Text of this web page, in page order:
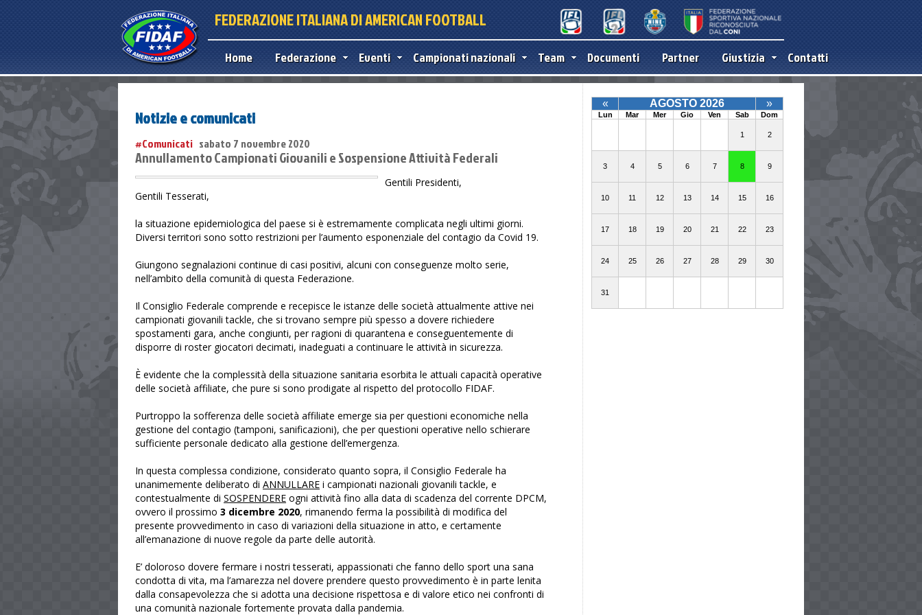
FEDERAZIONE ITALIANA DI AMERICAN FOOTBALL
Home Federazione Eventi Campionati nazionali Team Documenti Partner Giustizia Contatti
Notizie e comunicati
#Comunicati sabato 7 novembre 2020
Annullamento Campionati Giovanili e Sospensione Attività Federali
Gentili Presidenti,
Gentili Tesserati,
la situazione epidemiologica del paese si è estremamente complicata negli ultimi giorni.
Diversi territori sono sotto restrizioni per l’aumento esponenziale del contagio da Covid 19.
Giungono segnalazioni continue di casi positivi, alcuni con conseguenze molto serie,
nell’ambito della comunità di questa Federazione.
Il Consiglio Federale comprende e recepisce le istanze delle società attualmente attive nei
campionati giovanili tackle, che si trovano sempre più spesso a dovere richiedere
spostamenti gara, anche congiunti, per ragioni di quarantena e conseguentemente di
disporre di roster giocatori decimati, inadeguati a continuare le attività in sicurezza.
È evidente che la complessità della situazione sanitaria esorbita le attuali capacità operative
delle società affiliate, che pure si sono prodigate al rispetto del protocollo FIDAF.
Purtroppo la sofferenza delle società affiliate emerge sia per questioni economiche nella
gestione del contagio (tamponi, sanificazioni), che per questioni operative nello schierare
sufficiente personale dedicato alla gestione dell’emergenza.
In questa complessa condizione, considerato quanto sopra, il Consiglio Federale ha
unanimemente deliberato di ANNULLARE i campionati nazionali giovanili tackle, e
contestualmente di SOSPENDERE ogni attività fino alla data di scadenza del corrente DPCM,
ovvero il prossimo 3 dicembre 2020, rimanendo ferma la possibilità di modifica del
presente provvedimento in caso di variazioni della situazione in atto, e certamente
all’emanazione di nuove regole da parte delle autorità.
E’ doloroso dovere fermare i nostri tesserati, appassionati che fanno dello sport una sana
condotta di vita, ma l’amarezza nel dovere prendere questo provvedimento è in parte lenita
dalla consapevolezza che si adotta una decisione rispettosa e di valore etico nei confronti di
una comunità nazionale fortemente provata dalla pandemia.